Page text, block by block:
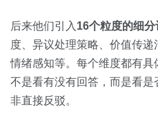
后来他们引入 16个粒度的细分
度、异议处理策略、价值传
情绪感知等。每个维度都有具
不是看有没有回答，而是看
非直接反驳。